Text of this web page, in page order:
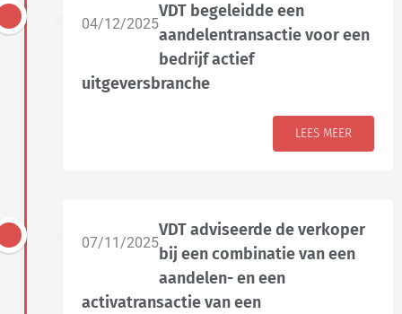
04/12/2025
VDT begeleidde een
aandelentransactie voor een
bedrijf actief
uitgeversbranche
LEES MEER
07/11/2025
VDT adviseerde de verkoper
bij een combinatie van een
aandelen- en een
activatransactie van een